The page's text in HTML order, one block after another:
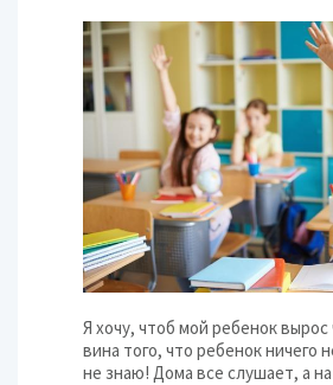
Я хочу, чтоб мой ребенок вырос
вина того, что ребенок ничего
не знаю! Дома все слушает, а на